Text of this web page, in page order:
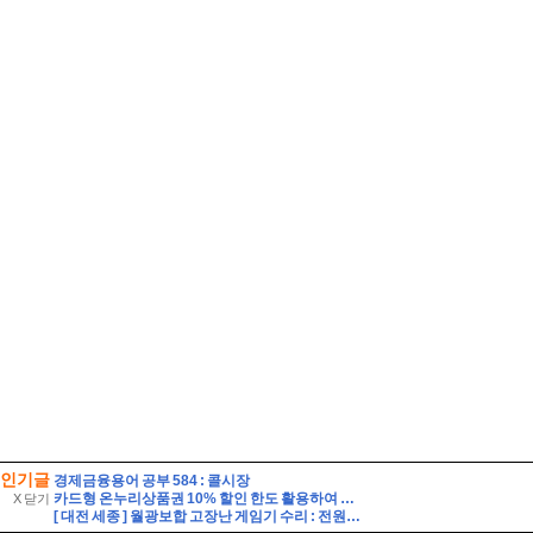
인기글
X 닫기
경제금융용어 공부 584 : 콜시장
카드형 온누리상품권 10% 할인 한도 활용하여 여름철 장보기 식비 아끼는 법
[ 대전 세종 ] 월광보합 고장난 게임기 수리 : 전원불량 DC-DC칩 수리